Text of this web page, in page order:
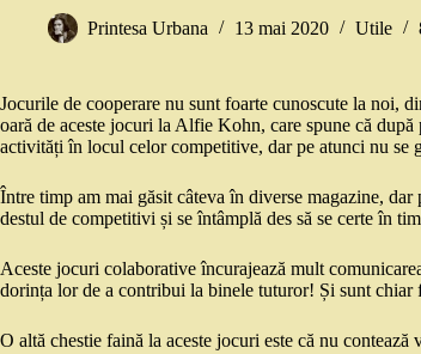
Printesa Urbana 13 mai 2020 Utile
Jocurile de cooperare nu sunt foarte cunoscute la noi,
oară de aceste jocuri la Alfie Kohn, care spune că
activități în locul celor competitive, dar pe atunci nu se
Între timp am mai găsit câteva în diverse magazine,
destul de competitivi și se întâmplă des să se certe în
Aceste jocuri colaborative încurajează mult
dorința lor de a contribui la binele tuturor! Și sunt chiar
O altă chestie faină la aceste jocuri este că nu